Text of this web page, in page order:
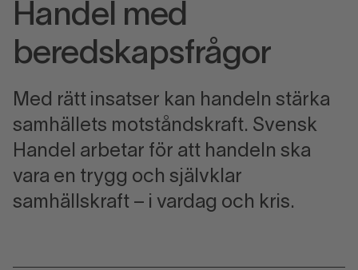
Handel med
beredskapsfrågor
Med rätt insatser kan handeln stärka
samhällets motståndskraft. Svensk
Handel arbetar för att handeln ska
vara en trygg och självklar
samhällskraft – i vardag och kris.